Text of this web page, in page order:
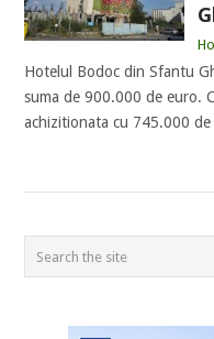
Hotelul Bodoc din Sfantu
suma de 900.000 de euro.
achizitionata cu 745.000 de
POSTS
NAVIGATION